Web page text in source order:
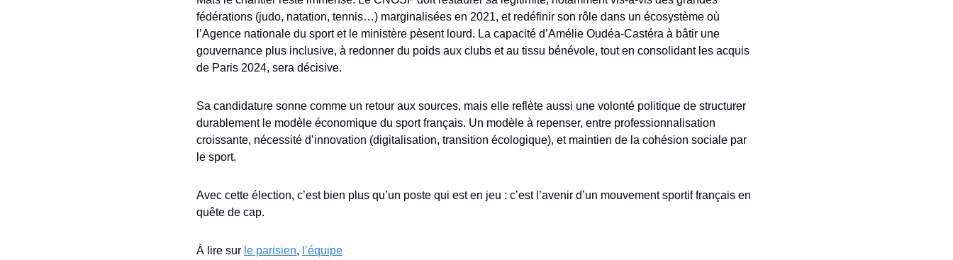
fédérations (judo, natation, tennis…) marginalisées en 2021, et redéfinir son rôle dans un écosystème où
l’Agence nationale du sport et le ministère pèsent lourd. La capacité d’Amélie Oudéa-Castéra à bâtir une
gouvernance plus inclusive, à redonner du poids aux clubs et au tissu bénévole, tout en consolidant les acquis
de Paris 2024, sera décisive.
Sa candidature sonne comme un retour aux sources, mais elle reflète aussi une volonté politique de structurer
durablement le modèle économique du sport français. Un modèle à repenser, entre professionnalisation
croissante, nécessité d’innovation (digitalisation, transition écologique), et maintien de la cohésion sociale par
le sport.
Avec cette élection, c’est bien plus qu’un poste qui est en jeu : c’est l’avenir d’un mouvement sportif français en
quête de cap.
À lire sur le parisien, l’équipe